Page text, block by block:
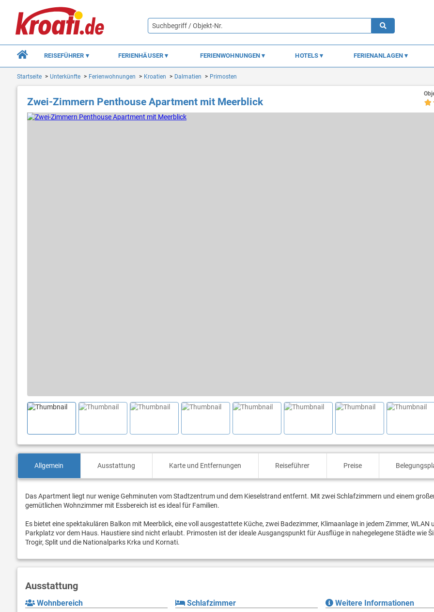
REISEFÜHRER FERIENHÄUSER FERIENWOHNUNGEN HOTELS FERIENANLAGEN
Startseite Unterkünfte Ferienwohnungen Kroatien Dalmatien Primosten
Zwei-Zimmern Penthouse Apartment mit Meerblick
Allgemein Ausstattung Karte und Entfernungen Reiseführer Preise
Das Apartment liegt nur wenige Gehminuten vom Stadtzentrum und dem Kieselstrand entfernt. Mit zwei Schlafzimmern und einem
gemütlichen Wohnzimmer mit Essbereich ist es ideal für Familien.
Es bietet eine spektakulären Balkon mit Meerblick, eine voll ausgestattete Küche, zwei Badezimmer, Klimaanlage in jedem Zimmer, WLAN
Parkplatz vor dem Haus. Haustiere sind nicht erlaubt. Primosten ist der ideale Ausgangspunkt für Ausflüge in nahegelegene Städte wie
Trogir, Split und die Nationalparks Krka und Kornati.
Ausstattung
Wohnbereich Schlafzimmer Weitere Informationen